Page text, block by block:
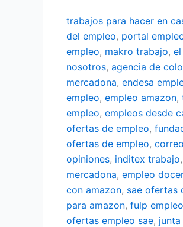
trabajos para hacer en
del empleo, portal
empleo, makro trabajo,
nosotros, agencia de
mercadona, endesa
empleo, empleo amazon,
empleo, empleos desde
ofertas de empleo,
ofertas de empleo,
opiniones, inditex trabajo,
mercadona, empleo
con amazon, sae ofertas
para amazon, fulp empleo
ofertas empleo sae,